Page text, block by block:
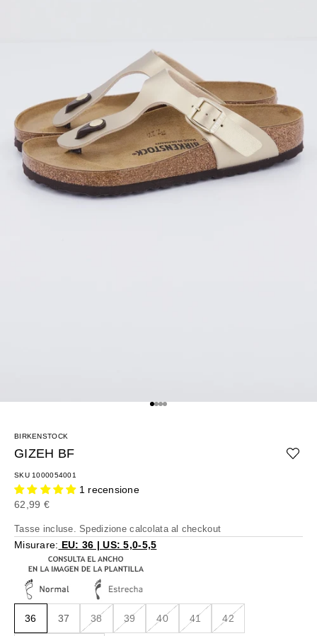
Vai all'articolo 1
Vai all'articolo 2
Vai all'articolo 3
Vai all'articolo 4
BIRKENSTOCK
GIZEH BF
SKU 1000054001
1 recensione
Prezzo scontato
62,99 €
Tasse incluse.Spedizione calcolataal checkout
Misurare: EU: 36 | US: 5,0-5,5
36 37 38 39 40 41 42